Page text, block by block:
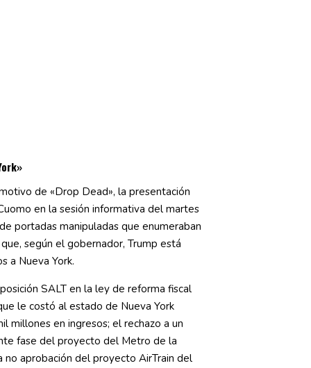
de «Drop Dead», la presentación
en la sesión informativa del martes
portadas manipuladas que enumeraban
según el gobernador, Trump está
a Nueva York.
SALT en la ley de reforma fiscal
le costó al estado de Nueva York
millones en ingresos; el rechazo a un
fase del proyecto del Metro de la
no aprobación del proyecto AirTrain del